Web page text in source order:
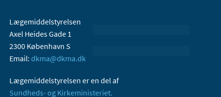
Lægemiddelstyrelsen
Axel Heides Gade 1
2300 København S
Email: dkma@dkma.dk
Lægemiddelstyrelsen er en del af
Sundheds- og Kirkeministeriet.